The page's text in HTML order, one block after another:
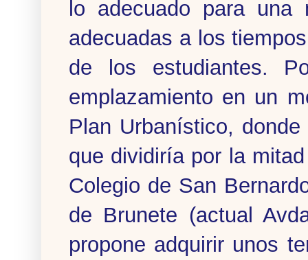
lo adecuado para una
adecuadas a los
de los estudiantes.
emplazamiento en un
Plan Urbanístico,
que dividiría por la
Colegio de San
de Brunete (actual
propone adquirir unos